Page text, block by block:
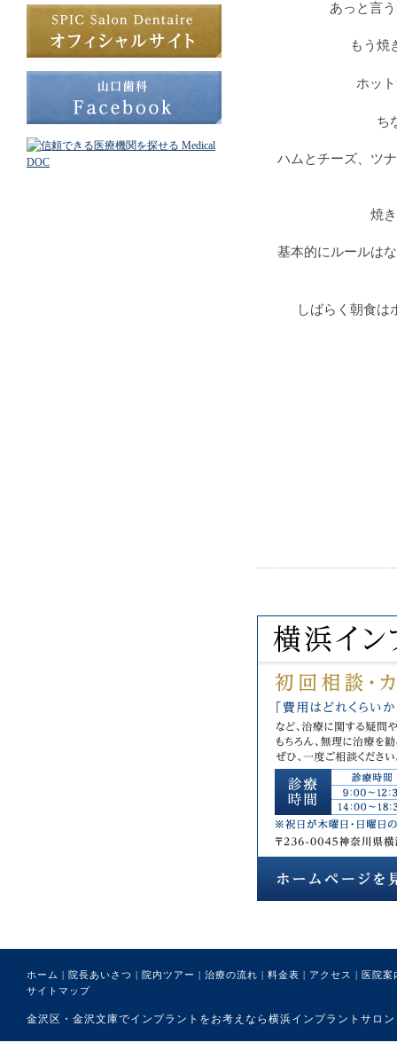
あっと言
もう焼
ホッ
ち
ハムとチーズ、ツ
焼
基本的にルールは
しばらく朝食は
ホーム | 院長あいさつ | 院内ツアー | 治療の流れ | 料金表 | アクセス | 医院案
サイトマップ
金沢区・金沢文庫でインプラントをお考えなら横浜インプラントサ